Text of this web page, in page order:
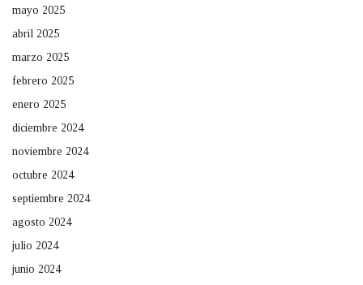
mayo 2025
abril 2025
marzo 2025
febrero 2025
enero 2025
diciembre 2024
noviembre 2024
octubre 2024
septiembre 2024
agosto 2024
julio 2024
junio 2024